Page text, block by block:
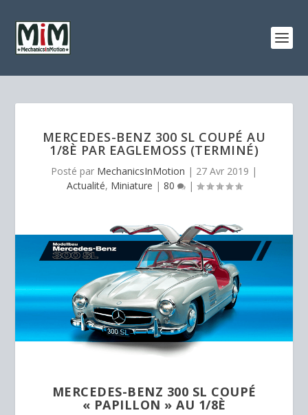
MERCEDES-BENZ 300 SL COUPÉ AU
1/8È PAR EAGLEMOSS (TERMINÉ)
Posté par MechanicsInMotion | 27 Avr 2019 |
Actualité, Miniature | 80 |
MERCEDES-BENZ 300 SL COUPÉ
« PAPILLON » AU 1/8È